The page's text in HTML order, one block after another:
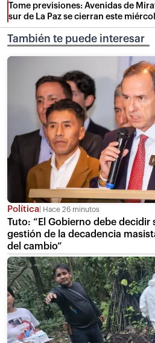
Tome previsiones: Avenidas de
sur de La Paz se cierran este
También te puede interesar
Política Hace 26 minutos
Tuto: “El Gobierno debe decidir
gestión de la decadencia
del cambio”